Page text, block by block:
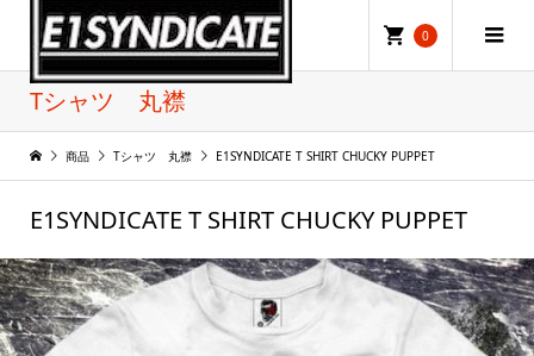
0
Tシャツ 丸襟
商品 Tシャツ 丸襟 E1SYNDICATE T SHIRT CHUCKY PUPPET
E1SYNDICATE T SHIRT CHUCKY PUPPET